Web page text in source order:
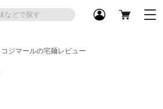
コジマールの宅麺レビュー